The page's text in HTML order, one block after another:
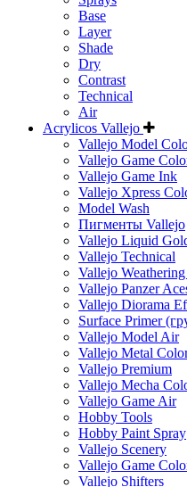
Base
Layer
Shade
Dry
Contrast
Technical
Air
Acrylicos Vallejo
Vallejo Model
Vallejo Game
Vallejo Game Ink
Vallejo Xpress
Model Wash
Пигменты Vallejo
Vallejo Liquid
Vallejo Technical
Vallejo
Vallejo Panzer
Vallejo Diorama
Surface Primer
Vallejo Model Air
Vallejo Metal
Vallejo Premium
Vallejo Mecha
Vallejo Game Air
Hobby Tools
Hobby Paint Spray
Vallejo Scenery
Vallejo Game
Vallejo Shifters